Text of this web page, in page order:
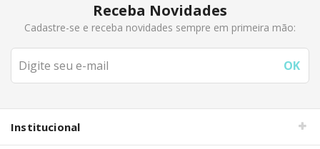
Receba Novidades
Cadastre-se e receba novidades sempre em primeira mão:
Institucional